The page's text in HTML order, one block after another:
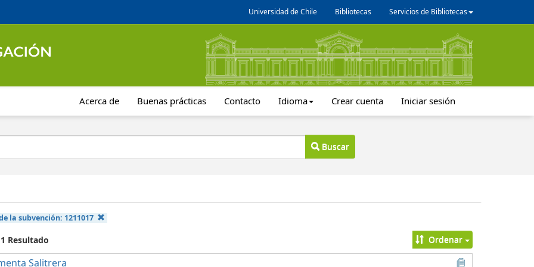
Universidad de Chile Bibliotecas Servicios de Bibliotecas
Acerca de Buenas prácticas Contacto Idioma Crear cuenta Iniciar sesión
Buscar
la subvención: 1211017
Resultado Ordenar
Salitrera